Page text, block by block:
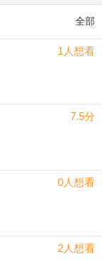
国上映。
全部
1人想看
7.5分
0人想看
2人想看